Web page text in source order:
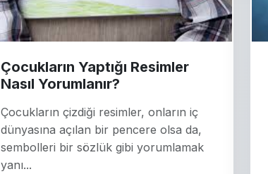
Çocukların Yaptığı Resimler
Nasıl Yorumlanır?
Çocukların çizdiği resimler, onların iç
dünyasına açılan bir pencere olsa da,
sembolleri bir sözlük gibi yorumlamak
yanı...